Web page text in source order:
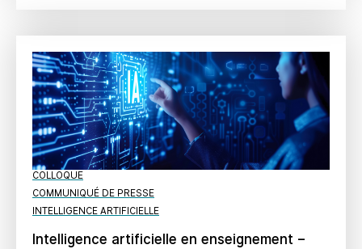
COLLOQUE
COMMUNIQUÉ DE PRESSE
INTELLIGENCE ARTIFICIELLE
Intelligence artificielle en enseignement –